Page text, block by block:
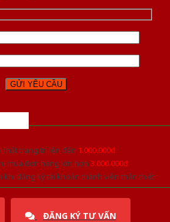
thất trang trí lên đến 1.000.000đ
mua đơn hàng lớn hơn 3.000.000đ
khi đăng ký tài khoản thành viên thân thiết
ĐĂNG KÝ TƯ VẤN